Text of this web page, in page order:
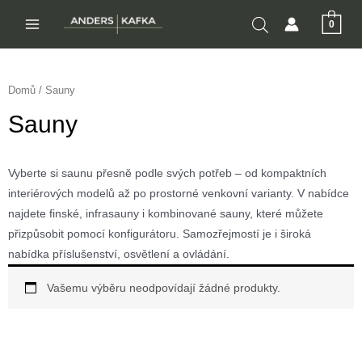
obsah
0
Domů / Sauny
Sauny
Vyberte si saunu přesně podle svých potřeb – od kompaktních
interiérových modelů až po prostorné venkovní varianty. V nabídce
najdete finské, infrasauny i kombinované sauny, které můžete
přizpůsobit pomocí konfigurátoru. Samozřejmostí je i široká
nabídka příslušenství, osvětlení a ovládání.
Vašemu výběru neodpovídají žádné produkty.